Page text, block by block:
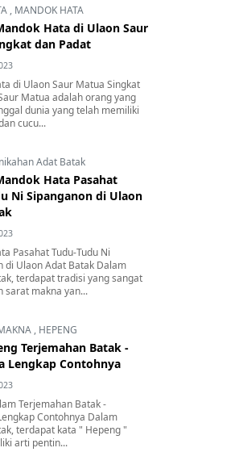
, MANDOK HATA
Hata di Ulaon Saur
dan Padat
di Ulaon Saur Matua Singkat
Matua adalah orang yang
dunia yang telah memiliki
cucu...
Adat Batak
Hata Pasahat
Ni Sipanganon di Ulaon
Pasahat Tudu-Tudu Ni
di Ulaon Adat Batak Dalam
terdapat tradisi yang sangat
sarat makna yan...
, HEPENG
Terjemahan Batak -
Lengkap Contohnya
Terjemahan Batak -
Contohnya Dalam
terdapat kata " Hepeng "
arti pentin...